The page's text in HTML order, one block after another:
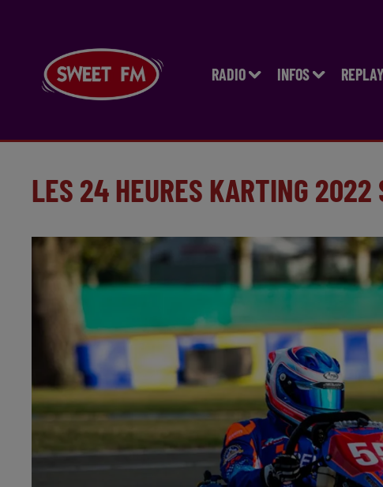
RADIO INFOS
LES 24 HEURES KARTING 2022